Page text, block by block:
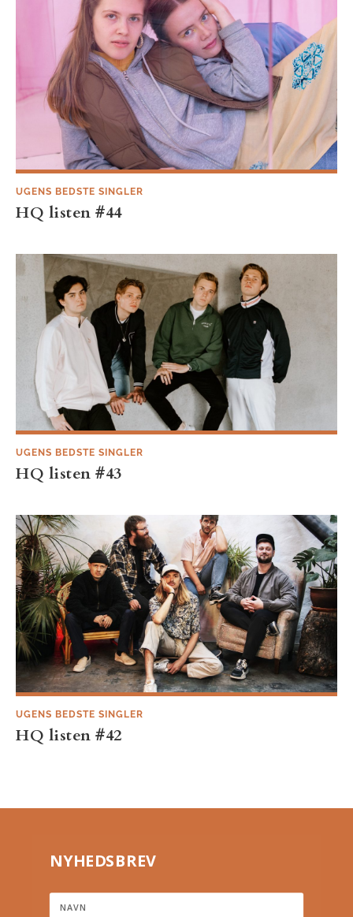
HQ listen #44
UGENS BEDSTE SINGLER
HQ listen #43
UGENS BEDSTE SINGLER
HQ listen #42
UGENS BEDSTE SINGLER
NYHEDSBREV